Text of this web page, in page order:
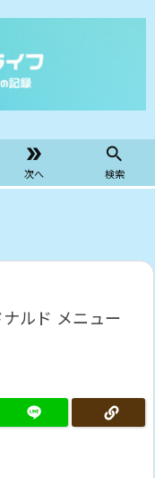

次へ

検索
ルド メニュー